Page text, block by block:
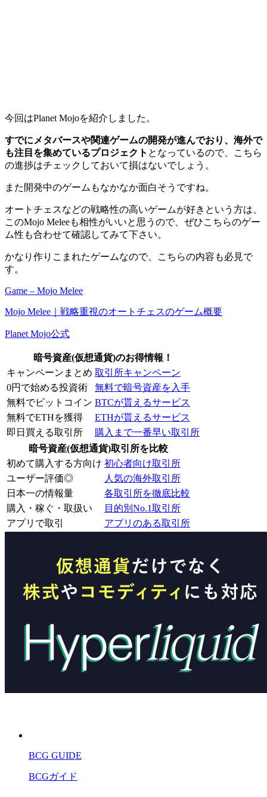
今回はPlanet Mojoを紹介しました。
すでにメタバースや関連ゲームの開発が進んでおり、海外で
も注目を集めているプロジェクト となっているので、こちら
の進捗はチェックしておいて損はないでしょう。
また開発中のゲームもなかなか面白そうですね。
オートチェスなどの戦略性の高いゲームが好きという方は、
このMojo Meleeも相性がいいと思うので、ぜひこちらのゲー
ム性も合わせて確認してみて下さい。
かなり作りこまれたゲームなので、こちらの内容も必見で
す。
Game – Mojo Melee
Mojo Melee｜戦略重視のオートチェスのゲーム概要
Planet Mojo公式
暗号資産(仮想通貨)のお得情報！
キャンペーンまとめ 取引所キャンペーン
0円で始める投資術
無料で暗号資産を入手
無料でビットコイン BTCが貰えるサービス
無料でETHを獲得
ETHが貰えるサービス
即日買える取引所
購入まで一番早い取引所
暗号資産(仮想通貨)取引所を比較
初めて購入する方向け 初心者向け取引所
ユーザー評価◎
人気の海外取引所
日本一の情報量
各取引所を徹底比較
購入・稼ぐ・取扱い
目的別No.1取引所
アプリで取引
アプリのある取引所
BCG GUIDE
BCGガイド